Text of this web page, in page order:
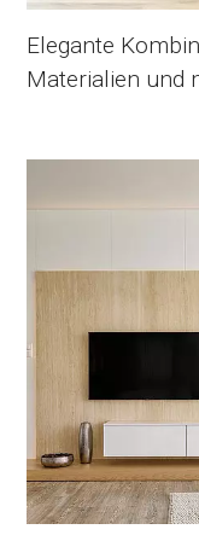
Elegante
Materialien und